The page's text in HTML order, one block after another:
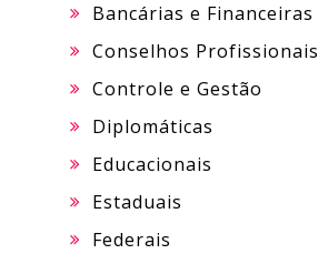
Bancárias e Financeiras
Conselhos Profissionais
Controle e Gestão
Diplomáticas
Educacionais
Estaduais
Federais